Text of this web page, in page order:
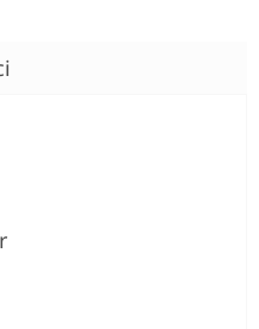
je 5 z 5 hvězdiček.
je 5 z 5 hvězdiček.